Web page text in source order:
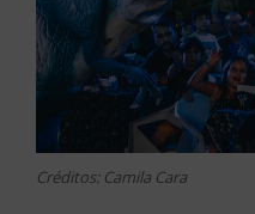
Créditos: Camila Cara